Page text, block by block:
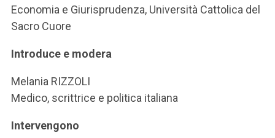
Economia e Giurisprudenza, Università Cattolica del
Sacro Cuore
Introduce e modera
Melania RIZZOLI
Medico, scrittrice e politica italiana
Intervengono